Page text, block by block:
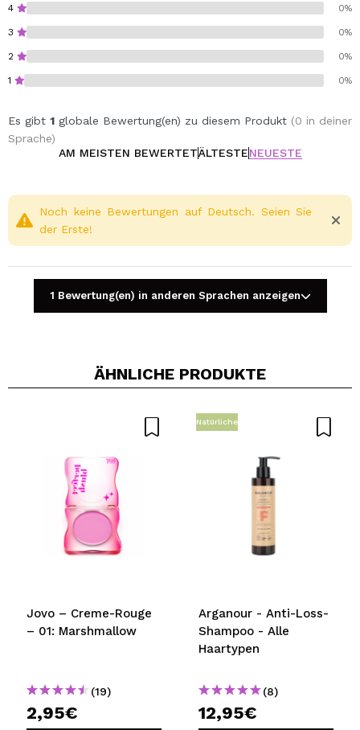
4 0%
3 0%
2 0%
1 0%
Es gibt 1 globale Bewertung(en) zu diesem Produkt (0 in deiner
Sprache)
AM MEISTEN BEWERTETÄLTESTENEUESTE
Ein Video oder Foto teilen
Noch keine Bewertungen auf Deutsch. Seien Sie
der Erste!
1 Bewertung(en) in anderen Sprachen anzeigen
ÄHNLICHE PRODUKTE
Jovo – Creme-Rouge
– 01: Marshmallow
(19)
2,95€
Natürliche
Arganour - Anti-Loss-
Shampoo - Alle
Haartypen
(8)
12,95€